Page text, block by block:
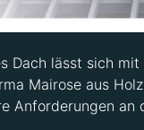
Dach lässt sich
Mairose aus
Anforderungen an